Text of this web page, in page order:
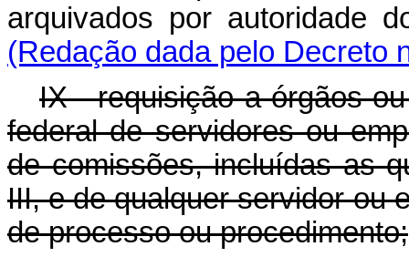
arquivados por
(Redação dada pelo Decreto
IX - requisição a órgãos
federal de servidores ou
de comissões, incluídas as
III, e de qualquer servidor ou
de processo ou procedimento;